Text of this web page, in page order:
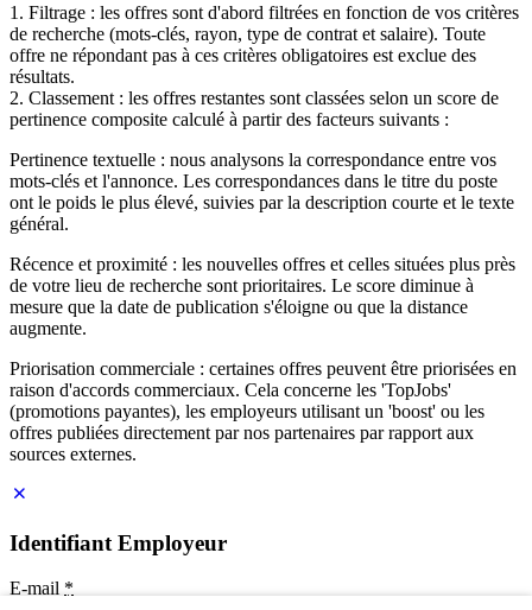
1. Filtrage : les offres sont d'abord filtrées en fonction de vos critères
de recherche (mots-clés, rayon, type de contrat et salaire). Toute
offre ne répondant pas à ces critères obligatoires est exclue des
résultats.
2. Classement : les offres restantes sont classées selon un score de
pertinence composite calculé à partir des facteurs suivants :
Pertinence textuelle : nous analysons la correspondance entre vos
mots-clés et l'annonce. Les correspondances dans le titre du poste
ont le poids le plus élevé, suivies par la description courte et le texte
général.
Récence et proximité : les nouvelles offres et celles situées plus près
de votre lieu de recherche sont prioritaires. Le score diminue à
mesure que la date de publication s'éloigne ou que la distance
augmente.
Priorisation commerciale : certaines offres peuvent être priorisées en
raison d'accords commerciaux. Cela concerne les 'TopJobs'
(promotions payantes), les employeurs utilisant un 'boost' ou les
offres publiées directement par nos partenaires par rapport aux
sources externes.
Identifiant Employeur
E-mail *